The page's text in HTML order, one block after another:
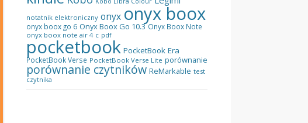
notatnik elektroniczny onyx onyx boox
onyx boox go 6 Onyx Boox Go 10.3 Onyx Boox Note
onyx boox note air 4 c pdf
pocketbook PocketBook Era
PocketBook Verse PocketBook Verse Lite porównanie
porównanie czytników ReMarkable test
czytnika